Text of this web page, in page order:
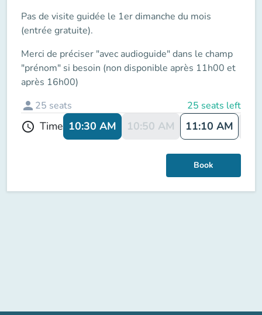
Pas de visite guidée le 1er dimanche du mois
(entrée gratuite).
Merci de préciser "avec audioguide" dans le champ
"prénom" si besoin (non disponible après 11h00 et
après 16h00)
person 25 seats 25 seats left
schedule Time 10:30 AM 10:50 AM 11:10 AM
Book